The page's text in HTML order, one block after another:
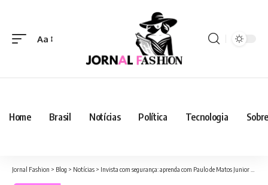
Aa
Home Brasil Notícias Política Tecnologia
Jornal Fashion > Blog > Notícias > Invista com segurança: aprenda com Paulo de Matos Junior sobre a importância da regulamentação em criptoativos!